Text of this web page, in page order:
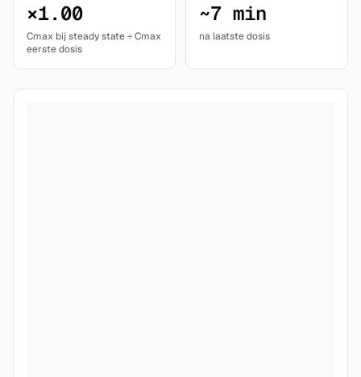
×1.00
Cmax bij steady state ÷ Cmax
eerste dosis
~7 min
na laatste dosis